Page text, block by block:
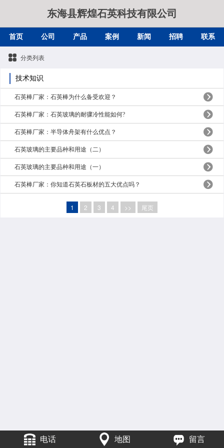
东海县辉煌石英科技有限公司
首页 公司 产品 案例 新闻 招聘 联系
分类列表
技术知识
石英棒厂家：石英棒为什么备受欢迎？
石英棒厂家：石英玻璃的耐骤冷性能如何?
石英棒厂家：半导体舟架有什么优点？
石英玻璃的主要品种和用途（二）
石英玻璃的主要品种和用途（一）
石英棒厂家：你知道石英石板材的五大优点吗？
1 2 3 4 >> 尾页
电话 地图 留言